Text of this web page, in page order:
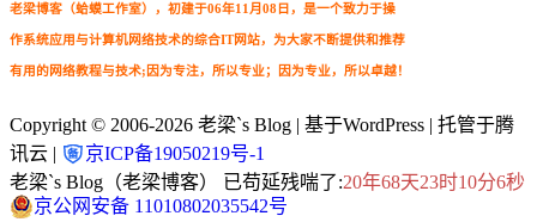
老梁博客（蛤蟆工作室），初建于06年11月08日，是一个致力于操
作系统应用与计算机网络技术的综合IT网站，为大家不断提供和推荐
有用的网络教程与技术;因为专注，所以专业；因为专业，所以卓越！
Copyright © 2006-2026 老梁`s Blog | 基于WordPress | 托管于腾
讯云 |
京ICP备19050219号-1
老梁`s Blog（老梁博客） 已苟延残喘了:20年68天23时10分6秒
京公网安备 11010802035542号